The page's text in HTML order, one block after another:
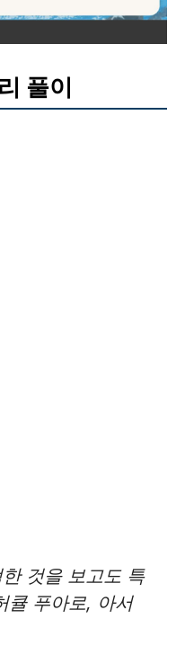
풀이
것을 보고도 특
큘 푸아로, 아서